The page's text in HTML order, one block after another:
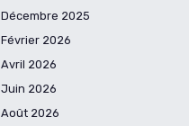
Décembre 2025
Février 2026
Avril 2026
Juin 2026
Août 2026